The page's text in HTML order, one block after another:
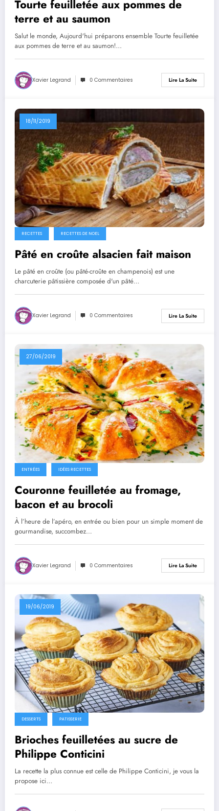
Tourte feuilletée aux pommes de
terre et au saumon
Salut le monde, Aujourd'hui préparons ensemble Tourte feuilletée
aux pommes de terre et au saumon!…
Xavier Legrand 0 Commentaires Lire La Suite
18/11/2019
RECETTES RECETTES DE NOEL
Pâté en croûte alsacien fait maison
Le pâté en croûte (ou pâté-croûte en champenois) est une
charcuterie pâtissière composée d'un pâté…
Xavier Legrand 0 Commentaires Lire La Suite
27/06/2019
ENTRÉES IDÉES RECETTES
Couronne feuilletée au fromage,
bacon et au brocoli
À l’heure de l’apéro, en entrée ou bien pour un simple moment de
gourmandise, succombez…
Xavier Legrand 0 Commentaires Lire La Suite
19/06/2019
DESSERTS PATISSERIE
Brioches feuilletées au sucre de
Philippe Conticini
La recette la plus connue est celle de Philippe Conticini, je vous la
propose ici…